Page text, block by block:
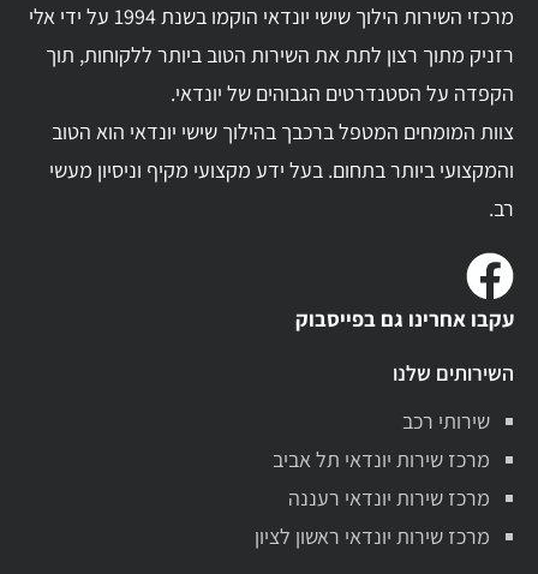
מרכזי השירות הילוך שישי יונדאי הוקמו בשנת 1994 על ידי אלי
רזניק מתוך רצון לתת את השירות הטוב ביותר ללקוחות, תוך
הקפדה על הסטנדרטים הגבוהים של יונדאי.
צוות המומחים המטפל ברכבך בהילוך שישי יונדאי הוא הטוב
והמקצועי ביותר בתחום. בעל ידע מקצועי מקיף וניסיון מעשי
רב.
עקבו אחרינו גם בפייסבוק
השירותים שלנו
שירותי רכב
מרכז שירות יונדאי תל אביב
מרכז שירות יונדאי רעננה
מרכז שירות יונדאי ראשון לציון